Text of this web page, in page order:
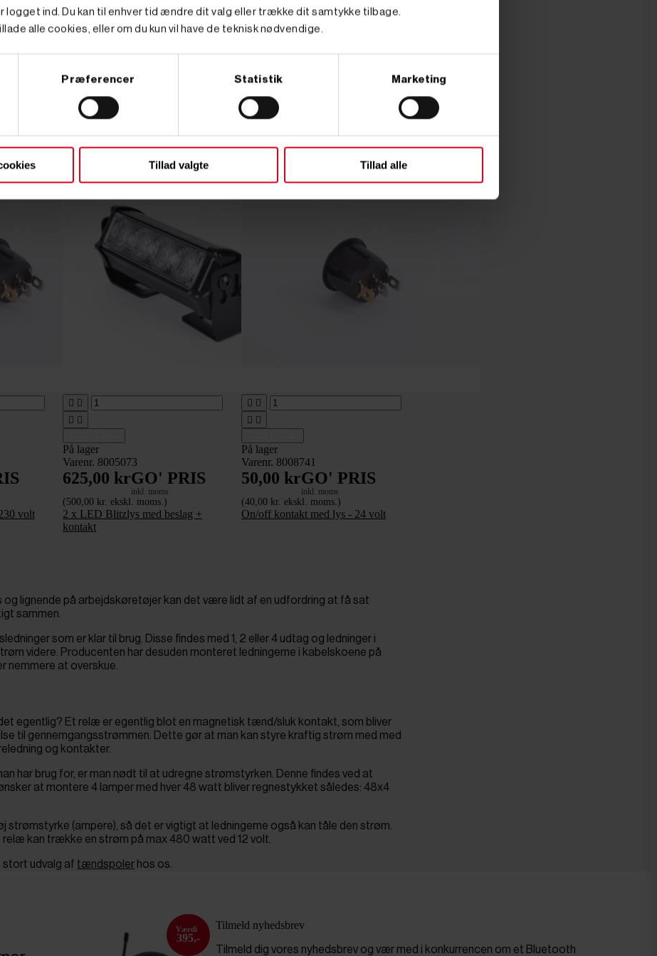
logget ind. Du kan til enhver tid ændre dit valg eller trække dit samtykke tilbage.
alle cookies, eller om du kun vil have de teknisk nødvendige.
Præferencer Statistik Marketing
Tillad valgte Tillad alle
volt
 
 
På lager
Varenr. 8005073
625,00 krGO' PRIS
inkl. moms
(500,00 kr. ekskl. moms.)
2 x LED Blitzlys med beslag +
kontakt
 
 
På lager
Varenr. 8008741
50,00 krGO' PRIS
inkl. moms
(40,00 kr. ekskl. moms.)
On/off kontakt med lys - 24 volt
lignende på arbejdskøretøjer kan det være lidt af en udfordring at få sat
sammen.
som er klar til brug. Disse findes med 1, 2 eller 4 udtag og ledninger i
videre. Producenten har desuden monteret ledningerne i kabelskoene på
nemmere at overskue.
egentlig? Et relæ er egentlig blot en magnetisk tænd/sluk kontakt, som bliver
til gennemgangsstrømmen. Dette gør at man kan styre kraftig strøm med med
og kontakter.
har brug for, er man nødt til at udregne strømstyrken. Denne findes ved at
at montere 4 lamper med hver 48 watt bliver regnestykket således: 48x4
strømstyrke (ampere), så det er vigtigt at ledningerne også kan tåle den strøm.
relæ kan trække en strøm på max 480 watt ved 12 volt.
stort udvalg af tændspoler hos os.
395,-
Tilmeld nyhedsbrev
Tilmeld dig vores nyhedsbrev og vær med i konkurrencen om et Bluetooth